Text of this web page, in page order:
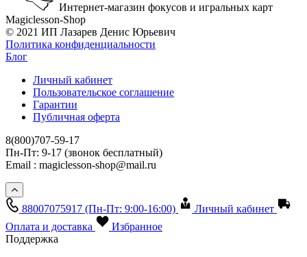
Интернет-магазин фокусов и игральных карт
Magiclesson-Shop
© 2021 ИП Лазарев Денис Юрьевич
Политика конфиденциальности
Блог
Личный кабинет
Пользовательское соглашение
Гарантии
Публичная оферта
8(800)707-59-17
Пн-Пт: 9-17 (звонок бесплатный)
Email : magiclesson-shop@mail.ru
88007075917 (Пн-Пт: 9:00-16:00)
Личный кабинет
Оплата и доставка
Избранное
Поддержка